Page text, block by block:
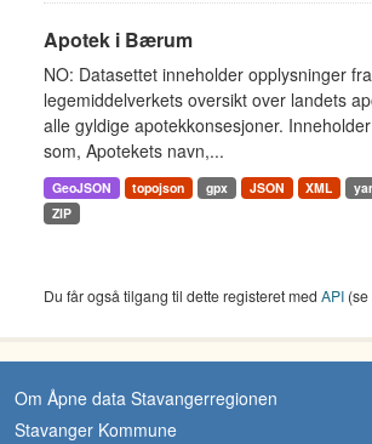
Apotek i Bærum
NO: Datasettet inneholder opplysninger fra
legemiddelverkets oversikt over landets
alle gyldige apotekkonsesjoner.
som, Apotekets navn,...
GeoJSON topojson gpx JSON XML
ZIP
Du får også tilgang til dette registeret med API (se
Om Åpne data Stavangerregionen
Stavanger Kommune